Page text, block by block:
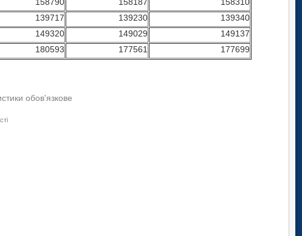
139717 139230
139340
149320 149029
149137
180593 177561
177699
141142 139450
140765
150855 149246
150672
182322 177836 179428
обов'язкове